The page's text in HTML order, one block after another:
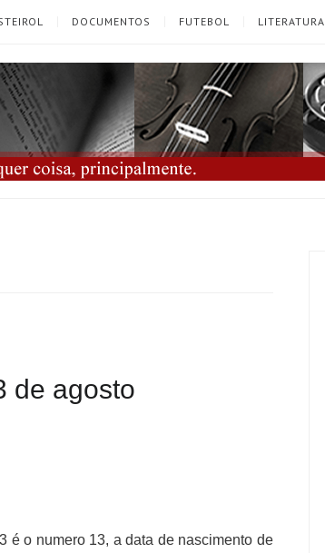
DOCUMENTOS FUTEBOL LITERATURA
de agosto
é o numero 13, a data de nascimento de